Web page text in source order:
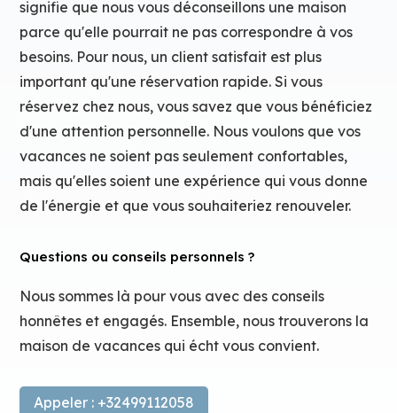
signifie que nous vous déconseillons une maison
parce qu'elle pourrait ne pas correspondre à vos
besoins. Pour nous, un client satisfait est plus
important qu'une réservation rapide. Si vous
réservez chez nous, vous savez que vous bénéficiez
d'une attention personnelle. Nous voulons que vos
vacances ne soient pas seulement confortables,
mais qu'elles soient une expérience qui vous donne
de l'énergie et que vous souhaiteriez renouveler.
Questions ou conseils personnels ?
Nous sommes là pour vous avec des conseils
honnêtes et engagés. Ensemble, nous trouverons la
maison de vacances qui écht vous convient.
Appeler : +32499112058